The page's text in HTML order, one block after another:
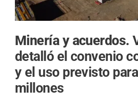
Minería y acuerdos.
detalló el convenio
y el uso previsto
millones